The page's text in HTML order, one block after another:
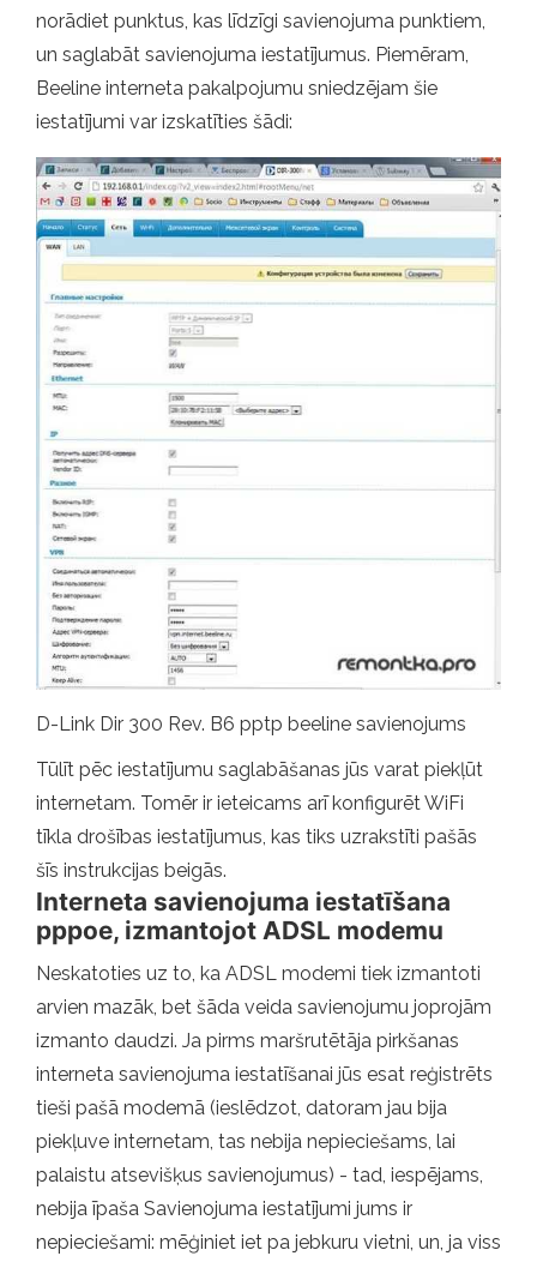
norādiet punktus, kas līdzīgi savienojuma punktiem,
un saglabāt savienojuma iestatījumus. Piemēram,
Beeline interneta pakalpojumu sniedzējam šie
iestatījumi var izskatīties šādi:
D-Link Dir 300 Rev. B6 pptp beeline savienojums
Tūlīt pēc iestatījumu saglabāšanas jūs varat piekļūt
internetam. Tomēr ir ieteicams arī konfigurēt WiFi
tīkla drošības iestatījumus, kas tiks uzrakstīti pašās
šīs instrukcijas beigās.
Interneta savienojuma iestatīšana
pppoe, izmantojot ADSL modemu
Neskatoties uz to, ka ADSL modemi tiek izmantoti
arvien mazāk, bet šāda veida savienojumu joprojām
izmanto daudzi. Ja pirms maršrutētāja pirkšanas
interneta savienojuma iestatīšanai jūs esat reģistrēts
tieši pašā modemā (ieslēdzot, datoram jau bija
piekļuve internetam, tas nebija nepieciešams, lai
palaistu atsevišķus savienojumus) - tad, iespējams,
nebija īpaša Savienojuma iestatījumi jums ir
nepieciešami: mēģiniet iet pa jebkuru vietni, un, ja viss